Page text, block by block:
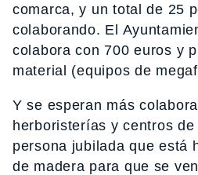
comarca, y un total de 25
colaborando. El
colabora con 700 euros y
material (equipos de
Y se esperan más
herboristerías y centros
persona jubilada que está
de madera para que se